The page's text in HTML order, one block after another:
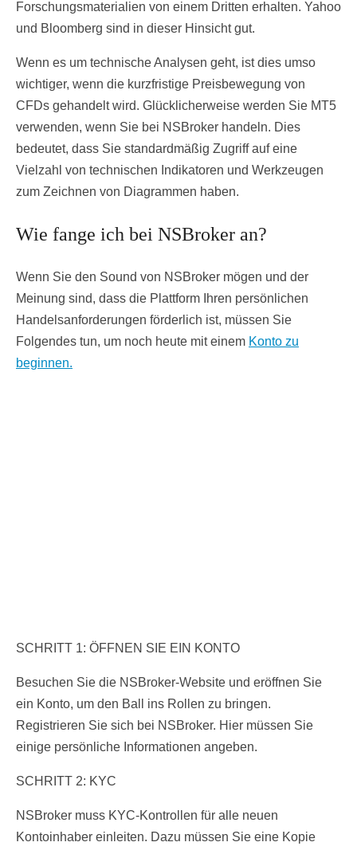
Forschungsmaterialien von einem Dritten erhalten. Yahoo
und Bloomberg sind in dieser Hinsicht gut.
Wenn es um technische Analysen geht, ist dies umso
wichtiger, wenn die kurzfristige Preisbewegung von
CFDs gehandelt wird. Glücklicherweise werden Sie MT5
verwenden, wenn Sie bei NSBroker handeln. Dies
bedeutet, dass Sie standardmäßig Zugriff auf eine
Vielzahl von technischen Indikatoren und Werkzeugen
zum Zeichnen von Diagrammen haben.
Wie fange ich bei NSBroker an?
Wenn Sie den Sound von NSBroker mögen und der
Meinung sind, dass die Plattform Ihren persönlichen
Handelsanforderungen förderlich ist, müssen Sie
Folgendes tun, um noch heute mit einem Konto zu
beginnen.
SCHRITT 1: ÖFFNEN SIE EIN KONTO
Besuchen Sie die NSBroker-Website und eröffnen Sie
ein Konto, um den Ball ins Rollen zu bringen.
Registrieren Sie sich bei NSBroker. Hier müssen Sie
einige persönliche Informationen angeben.
SCHRITT 2: KYC
NSBroker muss KYC-Kontrollen für alle neuen
Kontoinhaber einleiten. Dazu müssen Sie eine Kopie